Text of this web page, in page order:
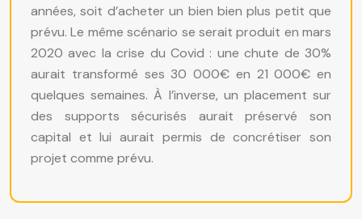
années, soit d’acheter un bien bien plus petit que
prévu. Le même scénario se serait produit en mars
2020 avec la crise du Covid : une chute de 30%
aurait transformé ses 30 000€ en 21 000€ en
quelques semaines. À l’inverse, un placement sur
des supports sécurisés aurait préservé son
capital et lui aurait permis de concrétiser son
projet comme prévu.